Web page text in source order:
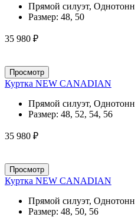
Прямой силуэт,
Размер: 48, 50
35 980 ₽
Просмотр
Куртка NEW CANADIAN
Прямой силуэт,
Размер: 48, 52, 54, 56
35 980 ₽
Просмотр
Куртка NEW CANADIAN
Прямой силуэт,
Размер: 48, 50, 56